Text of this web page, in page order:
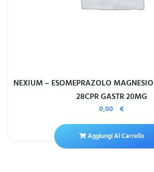
NEXIUM – ESOMEPRAZOLO
28CPR GASTR 20MG
0,00 €
Aggiungi Al Carrello